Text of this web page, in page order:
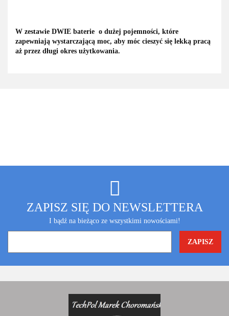
W zestawie DWIE baterie o dużej pojemności, które
zapewniają wystarczającą moc, aby móc cieszyć się lekką pracą
aż przez długi okres użytkowania.
ZAPISZ SIĘ DO NEWSLETTERA
I bądź na bieżąco ze wszystkimi nowościami!